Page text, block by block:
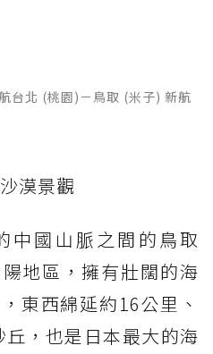
台北 (桃園)－鳥取 (米子) 新航
漠景觀
中國山脈之間的鳥取
地區，擁有壯闊的海
東西綿延約16公里、
，也是日本最大的海